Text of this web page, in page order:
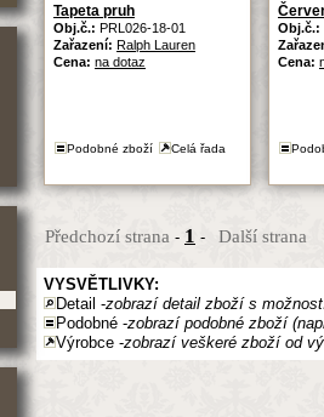
Tapeta pruh
Obj.č.: PRL026-18-01
Zařazení: Ralph Lauren
Cena: na dotaz
Podobné zboží Celá řada
Obj.č.:
Cena:
Předchozí strana- 1 - Další strana
VYSVĚTLIVKY:
Detail -zobrazí detail zboží s
Podobné -zobrazí podobné zboží
Výrobce -zobrazí veškeré zboží od